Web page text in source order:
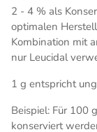
2 - 4 % als
optimalen
Kombination mit
nur Leucidal
1 g entspricht
Beispiel: Für 100
konserviert